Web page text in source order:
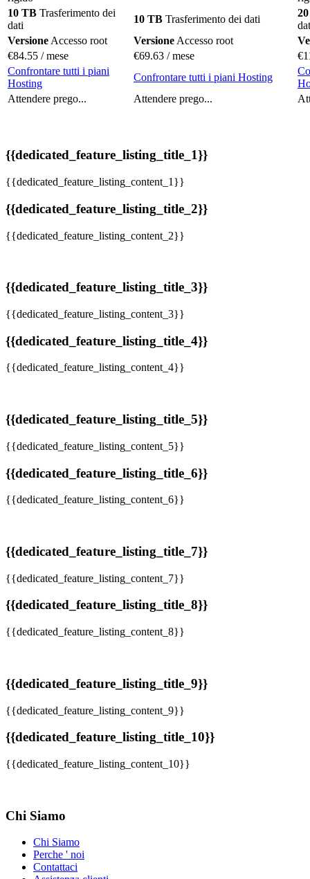
10 TB Trasferimento dei
dati
10 TB Trasferimento dei dati
Versione Accesso root Versione Accesso root
€84.55 / mese €69.63 / mese €
Confrontare tutti i piani
Hosting
Confrontare tutti i piani Hosting
Attendere prego...
Attendere prego...
{{dedicated_feature_listing_title_1}}
{{dedicated_feature_listing_content_1}}
{{dedicated_feature_listing_title_2}}
{{dedicated_feature_listing_content_2}}
{{dedicated_feature_listing_title_3}}
{{dedicated_feature_listing_content_3}}
{{dedicated_feature_listing_title_4}}
{{dedicated_feature_listing_content_4}}
{{dedicated_feature_listing_title_5}}
{{dedicated_feature_listing_content_5}}
{{dedicated_feature_listing_title_6}}
{{dedicated_feature_listing_content_6}}
{{dedicated_feature_listing_title_7}}
{{dedicated_feature_listing_content_7}}
{{dedicated_feature_listing_title_8}}
{{dedicated_feature_listing_content_8}}
{{dedicated_feature_listing_title_9}}
{{dedicated_feature_listing_content_9}}
{{dedicated_feature_listing_title_10}}
{{dedicated_feature_listing_content_10}}
Chi Siamo
Chi Siamo
Perche ' noi
Contattaci